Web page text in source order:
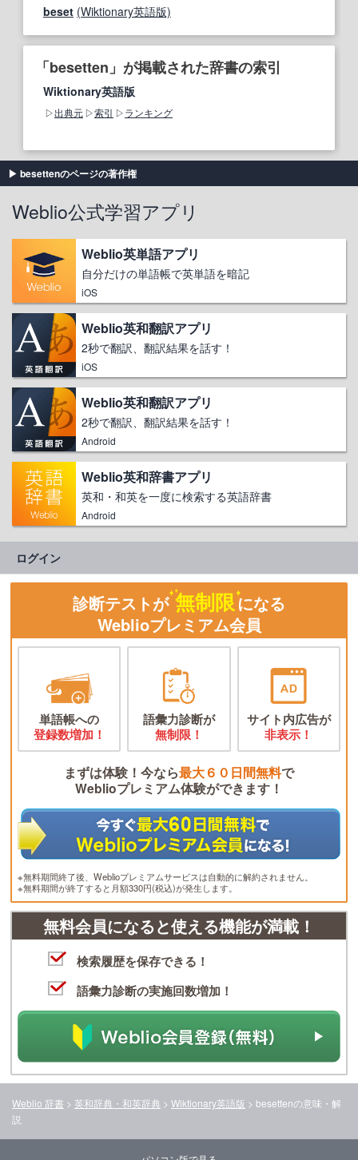
beset (Wiktionary英語版)
「besetten」が掲載された辞書の索引
Wiktionary英語版
出典元 索引 ランキング
besettenのページの著作権
Weblio公式学習アプリ
Weblio英単語アプリ
自分だけの単語帳で英単語を暗記
iOS
Weblio英和翻訳アプリ
2秒で翻訳、翻訳結果を話す！
iOS
Weblio英和翻訳アプリ
2秒で翻訳、翻訳結果を話す！
Android
Weblio英和辞書アプリ
英和・和英を一度に検索する英語辞書
Android
ログイン
診断テストが 無制限になる
Weblioプレミアム会員
単語帳への
登録数増加！
語彙力診断が
無制限！
サイト内広告が
非表示！
まずは体験！今なら最大６０日間無料で
Weblioプレミアム体験ができます！
※無料期間終了後、Weblioプレミアムサービスは自動的に解約されません。
※無料期間が終了すると月額330円(税込)が発生します。
無料会員になると使える機能が満載！
検索履歴を保存できる！
語彙力診断の実施回数増加！
Weblio 辞書 > 英和辞典・和英辞典 > Wiktionary英語版 > besettenの意味・解
説